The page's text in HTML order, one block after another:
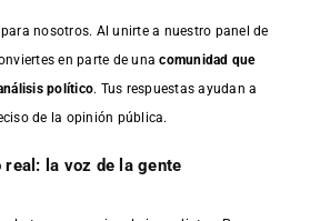
nosotros. Al unirte a nuestro panel de
en parte de unacomunidad que
político. Tus respuestas ayudan a
de la opinión pública.
real: la voz de la gente